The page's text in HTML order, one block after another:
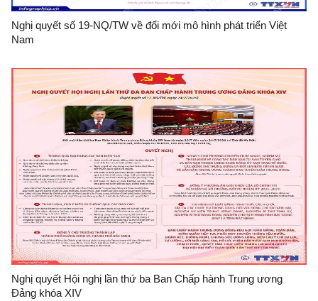
Nghị quyết số 19-NQ/TW về đổi mới mô hình phát triển Việt
Nam
Nghị quyết Hội nghị lần thứ ba Ban Chấp hành Trung ương
Đảng khóa XIV